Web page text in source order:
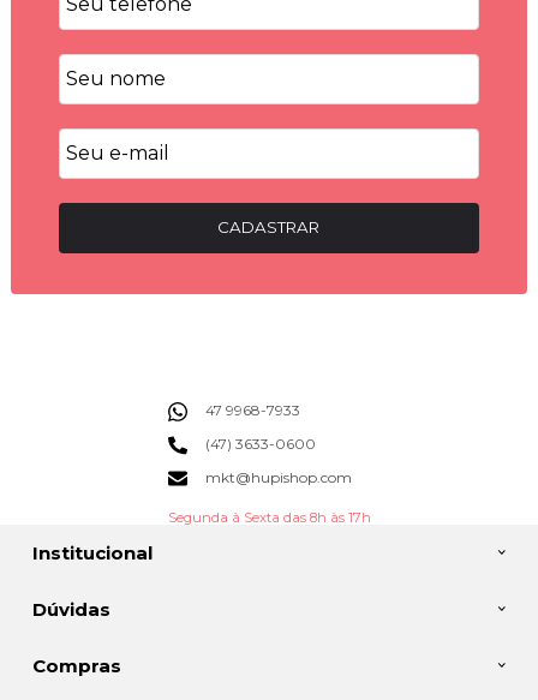
CADASTRAR
Institucional
Dúvidas
Compras
47 9968-7933
(47) 3633-0600
mkt@hupishop.com
Segunda à Sexta das 8h às 17h